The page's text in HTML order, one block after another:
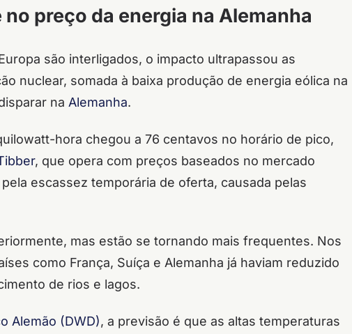
preço da energia na Alemanha
são interligados, o impacto ultrapassou as
nuclear, somada à baixa produção de energia eólica na
na Alemanha.
hora chegou a 76 centavos no horário de pico,
, que opera com preços baseados no mercado
escassez temporária de oferta, causada pelas
mas estão se tornando mais frequentes. Nos
como França, Suíça e Alemanha já haviam reduzido
de rios e lagos.
Alemão (DWD), a previsão é que as altas temperaturas